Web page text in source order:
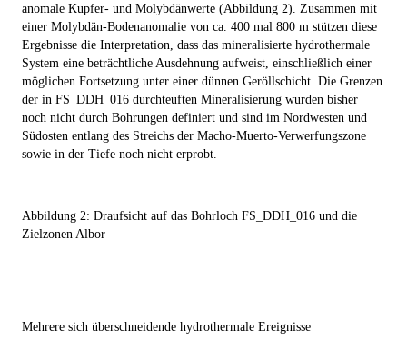
anomale Kupfer- und Molybdänwerte (Abbildung 2). Zusammen mit
einer Molybdän-Bodenanomalie von ca. 400 mal 800 m stützen diese
Ergebnisse die Interpretation, dass das mineralisierte hydrothermale
System eine beträchtliche Ausdehnung aufweist, einschließlich einer
möglichen Fortsetzung unter einer dünnen Geröllschicht. Die Grenzen
der in FS_DDH_016 durchteuften Mineralisierung wurden bisher
noch nicht durch Bohrungen definiert und sind im Nordwesten und
Südosten entlang des Streichs der Macho-Muerto-Verwerfungszone
sowie in der Tiefe noch nicht erprobt.
Abbildung 2: Draufsicht auf das Bohrloch FS_DDH_016 und die
Zielzonen Albor
Mehrere sich überschneidende hydrothermale Ereignisse